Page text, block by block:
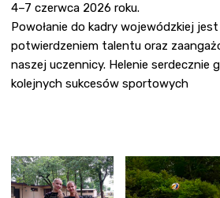
4–7 czerwca 2026 roku.
Powołanie do kadry wojewódzkiej
potwierdzeniem talentu oraz
naszej uczennicy. Helenie serdecznie
kolejnych sukcesów sportowych